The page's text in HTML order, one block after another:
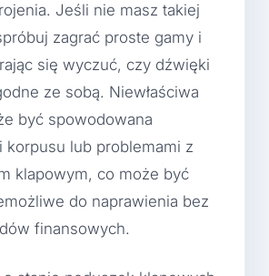
Jeśli nie masz takiej
zagrać proste gamy i
się wyczuć, czy dźwięki
ze sobą. Niewłaściwa
być spowodowana
korpusu lub problemami z
klapowym, co może być
do naprawienia bez
finansowych.